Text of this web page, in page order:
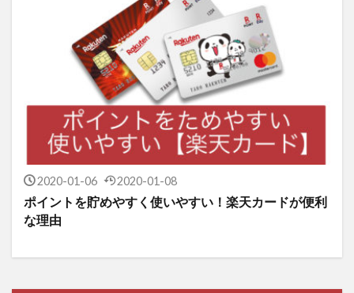
2020-01-06 2020-01-08
ポイントを貯めやすく使いやすい！楽天カードが便利
な理由